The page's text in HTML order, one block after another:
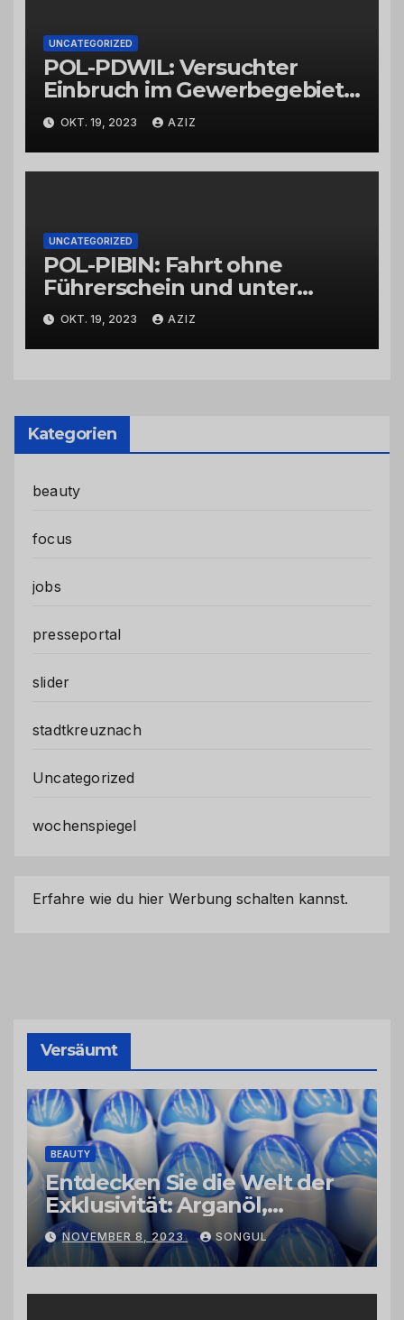
UNCATEGORIZED
POL-PDWIL: Versuchter
Einbruch im Gewerbegebiet
Wittlich
OKT. 19, 2023 AZIZ
UNCATEGORIZED
POL-PIBIN: Fahrt ohne
Führerschein und unter
Einfluss von Drogen
OKT. 19, 2023 AZIZ
Kategorien
beauty
focus
jobs
presseportal
slider
stadtkreuznach
Uncategorized
wochenspiegel
Erfahre wie du hier Werbung schalten kannst.
Versäumt
BEAUTY
Entdecken Sie die Welt der
Exklusivität: Arganöl,
Kaktusfeigenkernöl und
Schwarzkümmelöl von
vertrauenswürdigen
Großhändlern und Anbietern
NOVEMBER 8, 2023 SONGUL